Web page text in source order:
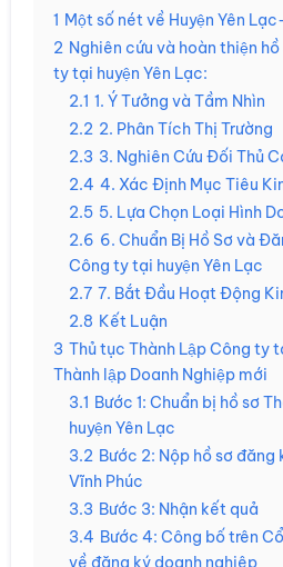
1 Một số nét về Huyện Yên
2 Nghiên cứu và hoàn thiện
ty tại huyện Yên Lạc:
2.1 1. Ý Tưởng và Tầm Nhìn
2.2 2. Phân Tích Thị Trường
2.3 3. Nghiên Cứu Đối Thủ
2.4 4. Xác Định Mục Tiêu
2.5 5. Lựa Chọn Loại Hình
2.6 6. Chuẩn Bị Hồ Sơ và
Công ty tại huyện Yên Lạc
2.7 7. Bắt Đầu Hoạt Động
2.8 Kết Luận
3 Thủ tục Thành Lập Công ty
Thành lập Doanh Nghiệp mới
3.1 Bước 1: Chuẩn bị hồ sơ
huyện Yên Lạc
3.2 Bước 2: Nộp hồ sơ
Vĩnh Phúc
3.3 Bước 3: Nhận kết quả
3.4 Bước 4: Công bố trên